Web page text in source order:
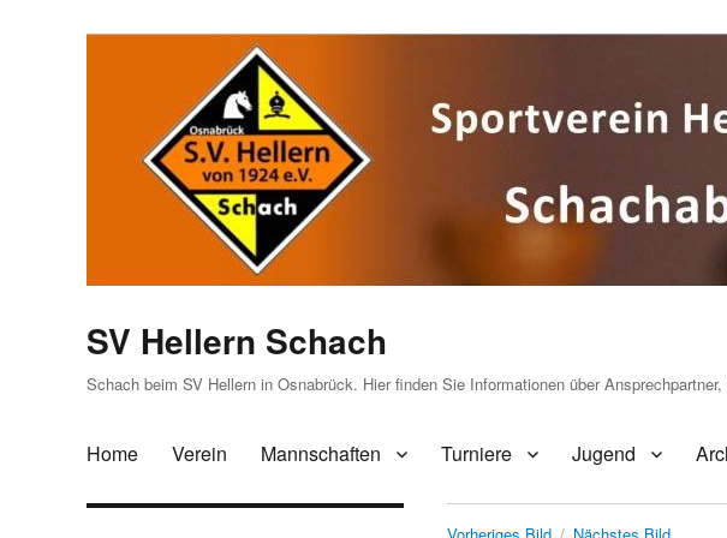
SV Hellern Schach
Schach beim SV Hellern in Osnabrück. Hier finden Sie Informationen über
Home Verein Mannschaften Turniere Jugend